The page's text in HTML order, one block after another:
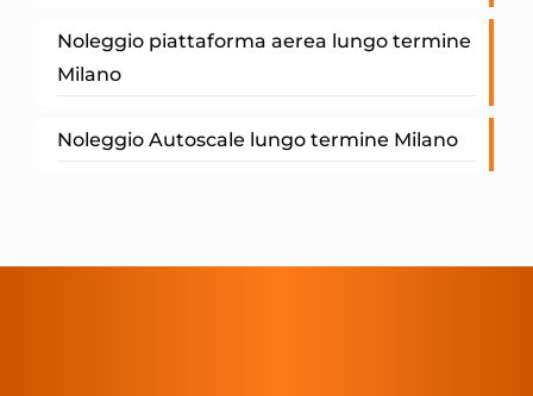
Noleggio piattaforma aerea lungo termine
Milano
Noleggio Autoscale lungo termine Milano